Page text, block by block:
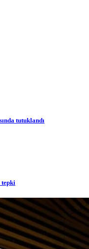
tutuklandı
tepki